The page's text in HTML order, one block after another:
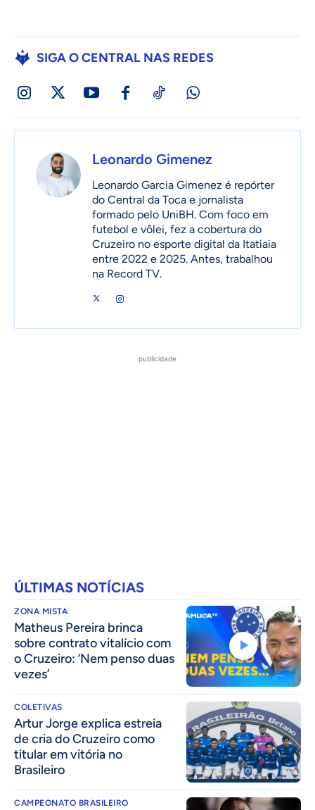
SIGA O CENTRAL NAS REDES
Leonardo Gimenez
Leonardo Garcia Gimenez é repórter
do Central da Toca e jornalista
formado pelo UniBH. Com foco em
futebol e vôlei, fez a cobertura do
Cruzeiro no esporte digital da Itatiaia
entre 2022 e 2025. Antes, trabalhou
na Record TV.
publicidade
ÚLTIMAS NOTÍCIAS
ZONA MISTA
Matheus Pereira brinca
sobre contrato vitalício com
o Cruzeiro: ‘Nem penso duas
vezes’
COLETIVAS
Artur Jorge explica estreia
de cria do Cruzeiro como
titular em vitória no
Brasileiro
CAMPEONATO BRASILEIRO